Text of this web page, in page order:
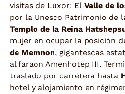
visitas de Luxor: El Valle de
por la Unesco Patrimonio de
Templo de la Reina
mujer en ocupar la posición
de Memnon, gigantescas
al faraón Amenhotep III.
traslado por carretera hasta
hotel y alojamiento en